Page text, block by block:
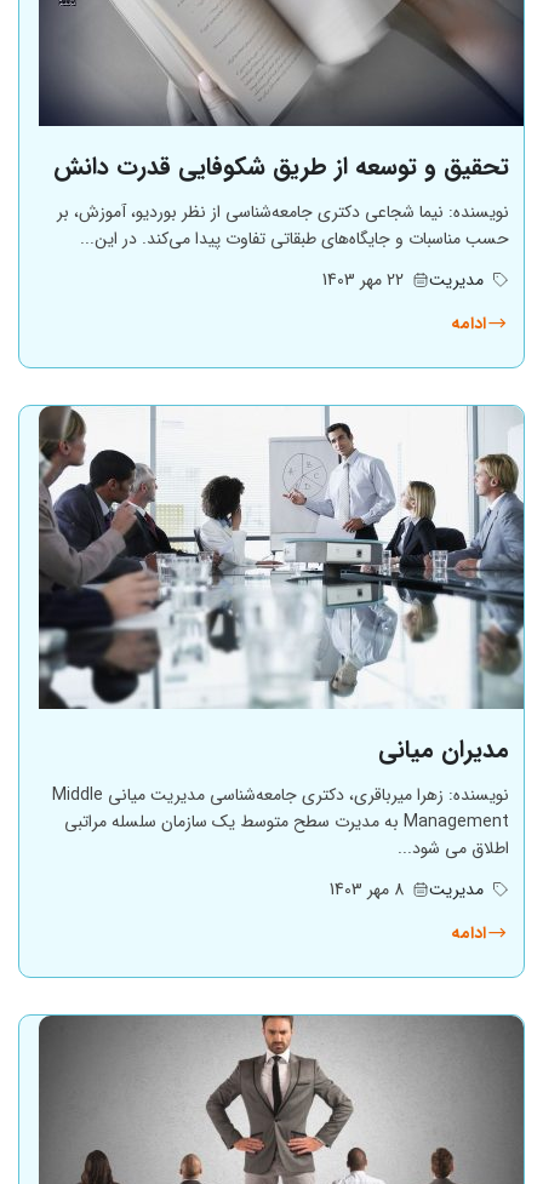
تحقیق و توسعه از طریق شکوفایی قدرت دانش
نویسنده: نیما شجاعی دکتری جامعه‌شناسی از نظر بوردیو، آموزش، بر
حسب مناسبات و جایگاه‌های طبقاتی تفاوت پیدا می‌کند. در این...
مدیریت
22 مهر 1403
ادامه
مدیران میانی
نویسنده: زهرا میرباقری، دکتری جامعه‌شناسی مدیریت میانی Middle
Management به مدیرت سطح متوسط یک سازمان سلسله مراتبی
اطلاق می شود...
مدیریت
8 مهر 1403
ادامه